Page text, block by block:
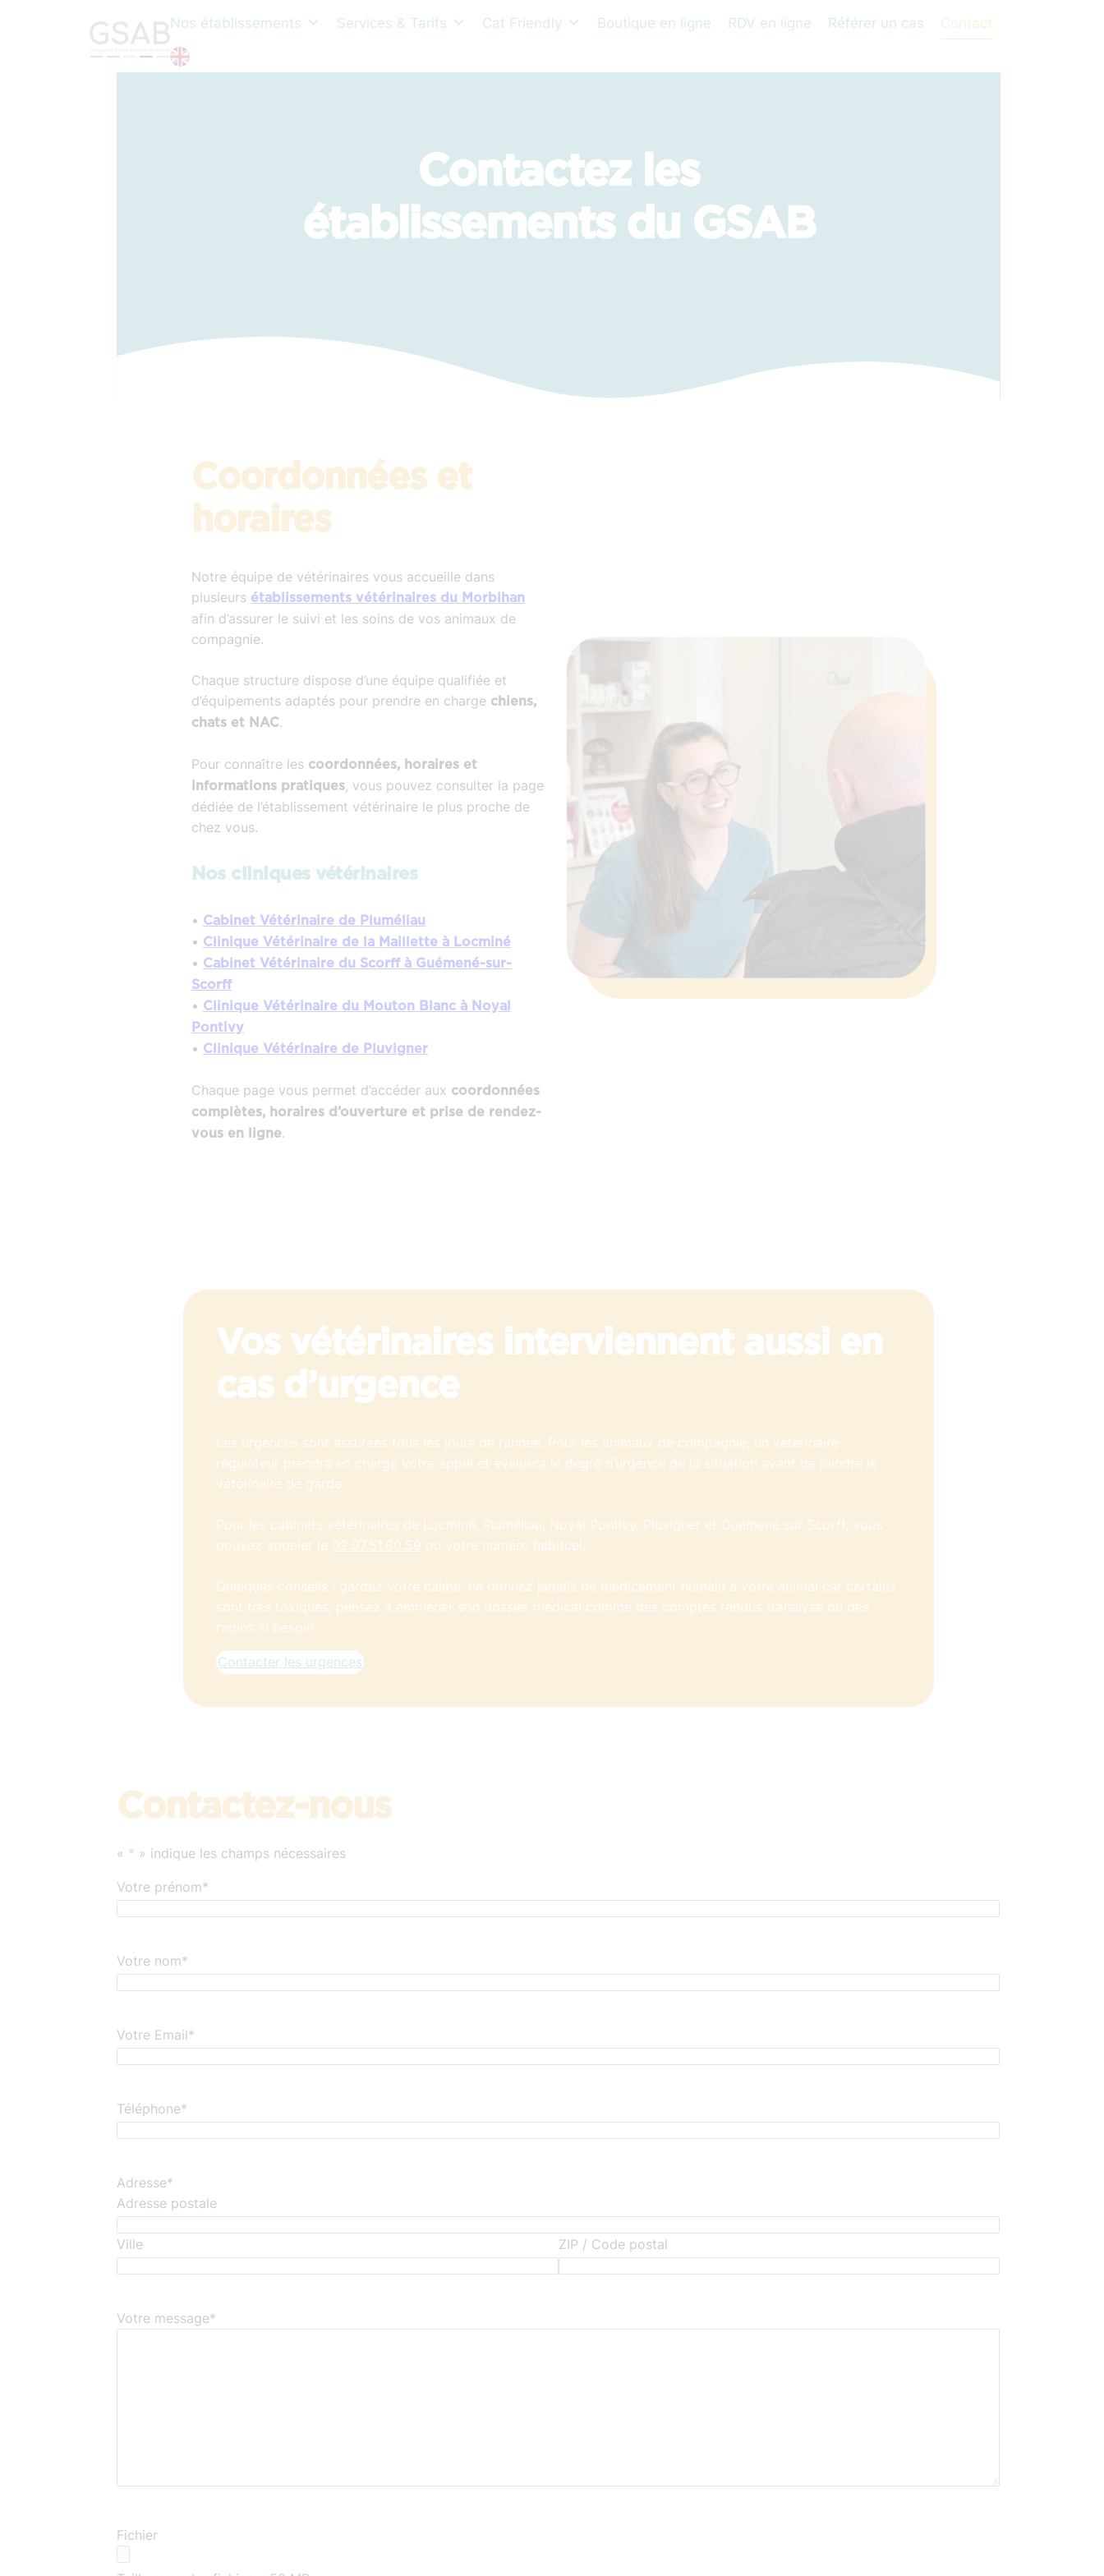
Nos établissements Services & Tarifs Cat Friendly Boutique en ligne RDV en ligne Référer un cas Contact
Contactez les
établissements du GSAB
Coordonnées et
horaires
Notre équipe de vétérinaires vous accueille dans
plusieurs établissements vétérinaires du Morbihan
afin d’assurer le suivi et les soins de vos animaux de
compagnie.
Chaque structure dispose d’une équipe qualifiée et
d’équipements adaptés pour prendre en charge chiens,
chats et NAC.
Pour connaître les coordonnées, horaires et
informations pratiques, vous pouvez consulter la page
dédiée de l’établissement vétérinaire le plus proche de
chez vous.
Nos cliniques vétérinaires
• Cabinet Vétérinaire de Pluméliau
• Clinique Vétérinaire de la Maillette à Locminé
• Cabinet Vétérinaire du Scorff à Guémené-sur-
Scorff
• Clinique Vétérinaire du Mouton Blanc à Noyal
Pontivy
• Clinique Vétérinaire de Pluvigner
Chaque page vous permet d’accéder aux coordonnées
complètes, horaires d’ouverture et prise de rendez-
vous en ligne.
Vos vétérinaires interviennent aussi en
cas d’urgence
Les urgences sont assurées tous les jours de l’année. Pour les animaux de compagnie, un vétérinaire
régulateur prendra en charge votre appel et évaluera le degré d’urgence de la situation avant de joindre le
vétérinaire de garde.
Pour les cabinets vétérinaires de Locminé, Pluméliau, Noyal Pontivy, Pluvigner et Guémené sur Scorff, vous
pouvez appeler le 02.97.51.80.59 ou votre numéro habituel.
Quelques conseils : gardez votre calme, ne donnez jamais de médicament humain à votre animal car certains
sont très toxiques, pensez à emmener son dossier médical comme des comptes rendus d’analyse ou des
radios si besoin.
Contacter les urgences
Contactez-nous
« * » indique les champs nécessaires
Votre prénom*
Votre nom*
Votre Email*
Téléphone*
Adresse*
Adresse postale
Ville ZIP / Code postal
Votre message*
Fichier